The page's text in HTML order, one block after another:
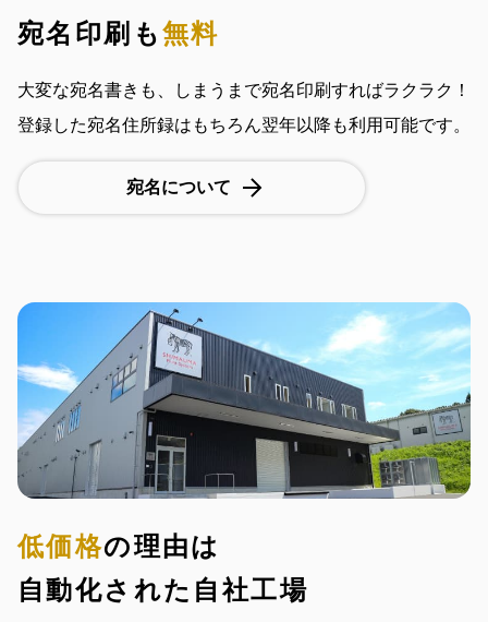
宛名印刷も無料
大変な宛名書きも、しまうまで宛名印刷すればラクラク！
登録した宛名住所録はもちろん翌年以降も利用可能です。
宛名について
低価格の理由は
自動化された自社工場